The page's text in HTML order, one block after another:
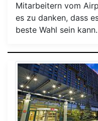
Mitarbeitern vom
es zu danken, dass
beste Wahl sein kann.